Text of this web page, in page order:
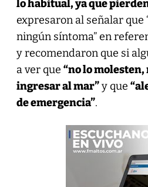
lo habitual, ya que
expresaron al señalar que
ningún síntoma” en
y recomendaron que si
a ver que “no lo molesten,
ingresar al mar”y que
de emergencia”.